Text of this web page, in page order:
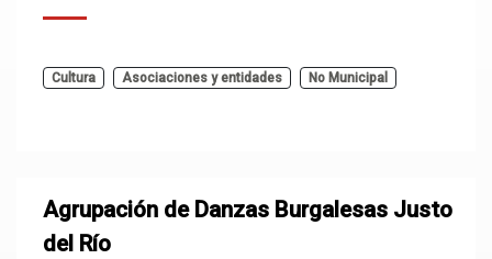
Cultura Asociaciones y entidades No Municipal
Agrupación de Danzas Burgalesas Justo
del Río